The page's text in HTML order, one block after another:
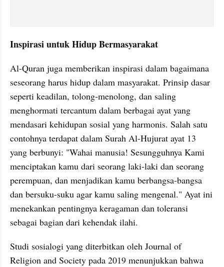
Inspirasi untuk Hidup Bermasyarakat
Al-Quran juga memberikan inspirasi dalam bagaimana
seseorang harus hidup dalam masyarakat. Prinsip dasar
seperti keadilan, tolong-menolong, dan saling
menghormati tercantum dalam berbagai ayat yang
mendasari kehidupan sosial yang harmonis. Salah satu
contohnya terdapat dalam Surah Al-Hujurat ayat 13
yang berbunyi: "Wahai manusia! Sesungguhnya Kami
menciptakan kamu dari seorang laki-laki dan seorang
perempuan, dan menjadikan kamu berbangsa-bangsa
dan bersuku-suku agar kamu saling mengenal." Ayat ini
menekankan pentingnya keragaman dan toleransi
sebagai bagian dari kehendak ilahi.
Studi sosialogi yang diterbitkan oleh Journal of
Religion and Society pada 2019 menunjukkan bahwa